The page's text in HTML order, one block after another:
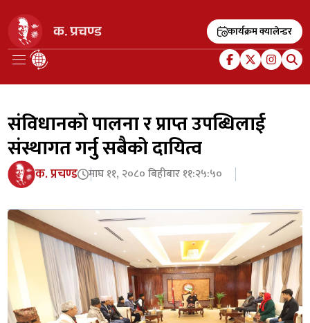
कार्यक्रम क्यालेन्डर
संविधानको पालना र प्राप्त उपब्धिलाई
संस्थागत गर्नु सबैको दायित्व
क. प्रचण्ड माघ ११, २०८० बिहीबार ११:२५:५०